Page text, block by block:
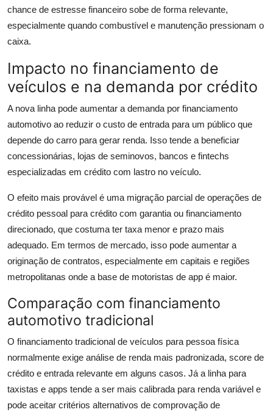
chance de estresse financeiro sobe de forma relevante,
especialmente quando combustível e manutenção pressionam o
caixa.
Impacto no financiamento de
veículos e na demanda por crédito
A nova linha pode aumentar a demanda por financiamento
automotivo ao reduzir o custo de entrada para um público que
depende do carro para gerar renda. Isso tende a beneficiar
concessionárias, lojas de seminovos, bancos e fintechs
especializadas em crédito com lastro no veículo.
O efeito mais provável é uma migração parcial de operações de
crédito pessoal para crédito com garantia ou financiamento
direcionado, que costuma ter taxa menor e prazo mais
adequado. Em termos de mercado, isso pode aumentar a
originação de contratos, especialmente em capitais e regiões
metropolitanas onde a base de motoristas de app é maior.
Comparação com financiamento
automotivo tradicional
O financiamento tradicional de veículos para pessoa física
normalmente exige análise de renda mais padronizada, score de
crédito e entrada relevante em alguns casos. Já a linha para
taxistas e apps tende a ser mais calibrada para renda variável e
pode aceitar critérios alternativos de comprovação de